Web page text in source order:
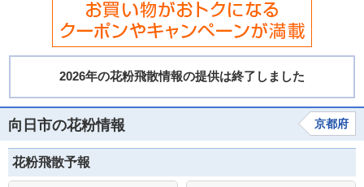
向日市の花粉情報 京都府
花粉飛散予報